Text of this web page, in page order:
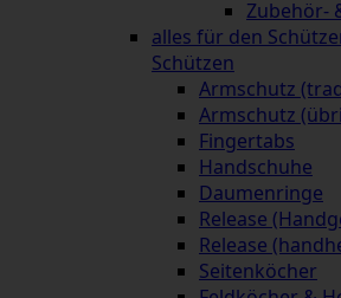
Zubehör-
alles für den
Schützen
Armschutz
Armschutz
Fingertabs
Handschuhe
Daumenringe
Release
Release
Seitenköcher